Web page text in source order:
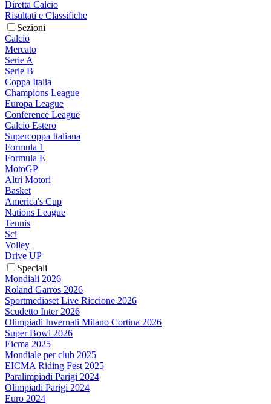
Diretta Calcio
Risultati e Classifiche
Sezioni
Calcio
Mercato
Serie A
Serie B
Coppa Italia
Champions League
Europa League
Conference League
Calcio Estero
Supercoppa Italiana
Formula 1
Formula E
MotoGP
Altri Motori
Basket
America's Cup
Nations League
Tennis
Sci
Volley
Drive UP
Speciali
Mondiali 2026
Roland Garros 2026
Sportmediaset Live Riccione 2026
Scudetto Inter 2026
Olimpiadi Invernali Milano Cortina 2026
Super Bowl 2026
Eicma 2025
Mondiale per club 2025
EICMA Riding Fest 2025
Paralimpiadi Parigi 2024
Olimpiadi Parigi 2024
Euro 2024